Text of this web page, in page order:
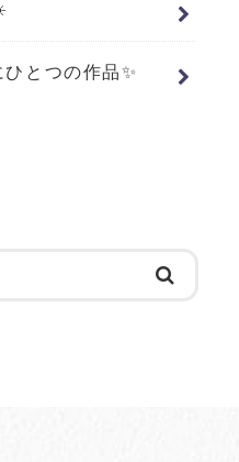
とつの作品✨